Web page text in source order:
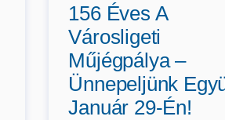
156 Éves A
Városligeti
Műjégpálya –
Ünnepeljünk
Január 29-Én!